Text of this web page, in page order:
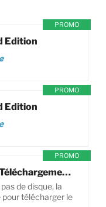
PROMO
Edition
PROMO
Edition
PROMO
FIFA 20 - Code de Téléchargement pour PC
de disque, la
télécharger le